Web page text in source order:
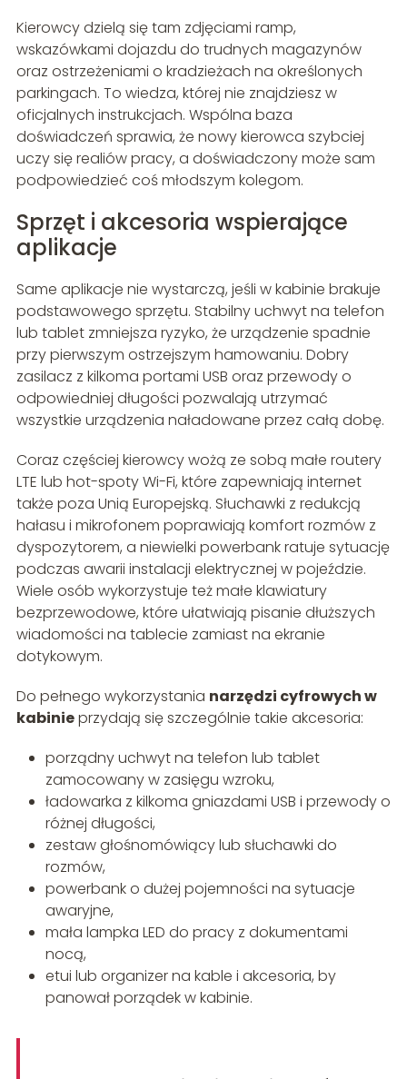
Kierowcy dzielą się tam zdjęciami ramp,
wskazówkami dojazdu do trudnych magazynów
oraz ostrzeżeniami o kradzieżach na określonych
parkingach. To wiedza, której nie znajdziesz w
oficjalnych instrukcjach. Wspólna baza
doświadczeń sprawia, że nowy kierowca szybciej
uczy się realiów pracy, a doświadczony może sam
podpowiedzieć coś młodszym kolegom.
Sprzęt i akcesoria wspierające
aplikacje
Same aplikacje nie wystarczą, jeśli w kabinie brakuje
podstawowego sprzętu. Stabilny uchwyt na telefon
lub tablet zmniejsza ryzyko, że urządzenie spadnie
przy pierwszym ostrzejszym hamowaniu. Dobry
zasilacz z kilkoma portami USB oraz przewody o
odpowiedniej długości pozwalają utrzymać
wszystkie urządzenia naładowane przez całą dobę.
Coraz częściej kierowcy wożą ze sobą małe routery
LTE lub hot-spoty Wi-Fi, które zapewniają internet
także poza Unią Europejską. Słuchawki z redukcją
hałasu i mikrofonem poprawiają komfort rozmów z
dyspozytorem, a niewielki powerbank ratuje sytuację
podczas awarii instalacji elektrycznej w pojeździe.
Wiele osób wykorzystuje też małe klawiatury
bezprzewodowe, które ułatwiają pisanie dłuższych
wiadomości na tablecie zamiast na ekranie
dotykowym.
Do pełnego wykorzystania narzędzi cyfrowych w
kabinieprzydają się szczególnie takie akcesoria:
porządny uchwyt na telefon lub tablet
zamocowany w zasięgu wzroku,
ładowarka z kilkoma gniazdami USB i przewody o
różnej długości,
zestaw głośnomówiący lub słuchawki do
rozmów,
powerbank o dużej pojemności na sytuacje
awaryjne,
mała lampka LED do pracy z dokumentami
nocą,
etui lub organizer na kable i akcesoria, by
panował porządek w kabinie.